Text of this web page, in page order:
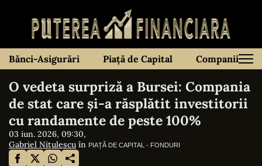
Bănci-Asigurări Piață de Capital Companii
O vedeta surpriză a Bursei: Compania
de stat care și-a răsplătit investitorii
cu randamente de peste 100%
03 iun. 2026, 09:30,
Gabriel Nițulescu în PIAȚĂ DE CAPITAL - FONDURI